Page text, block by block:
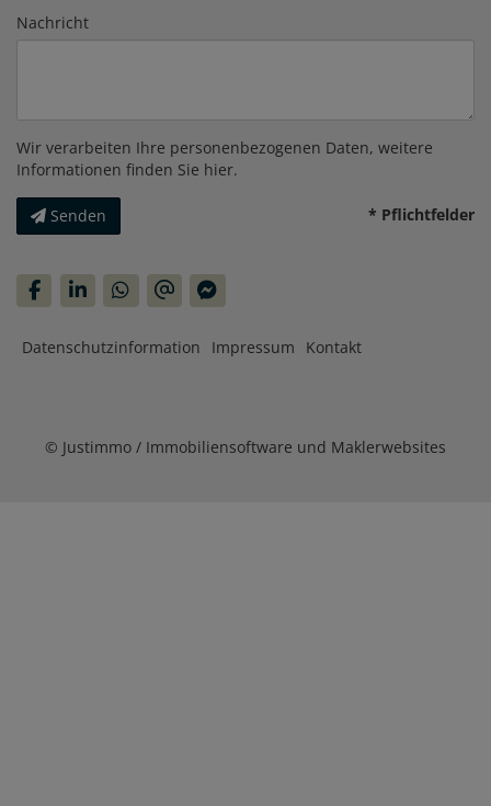
Nachricht
Wir verarbeiten Ihre personenbezogenen Daten, weitere
Informationen finden Sie hier.
Senden * Pflichtfelder
Datenschutzinformation Impressum Kontakt
© Justimmo / Immobiliensoftware und Maklerwebsites